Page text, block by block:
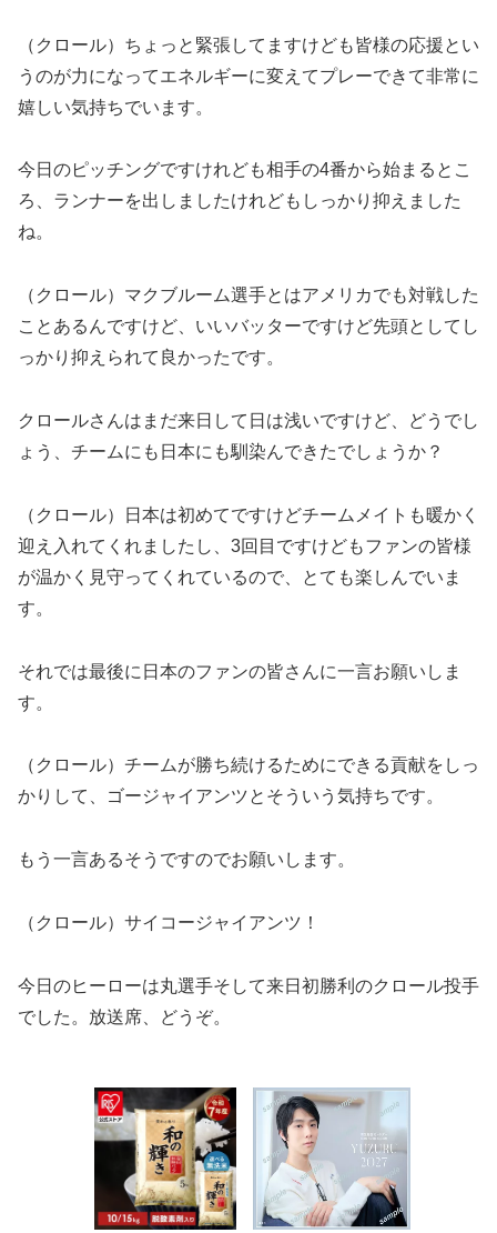
（クロール）ちょっと緊張してますけども皆様の応援とい
うのが力になってエネルギーに変えてプレーできて非常に
嬉しい気持ちでいます。
今日のピッチングですけれども相手の4番から始まるとこ
ろ、ランナーを出しましたけれどもしっかり抑えました
ね。
（クロール）マクブルーム選手とはアメリカでも対戦した
ことあるんですけど、いいバッターですけど先頭としてし
っかり抑えられて良かったです。
クロールさんはまだ来日して日は浅いですけど、どうでし
ょう、チームにも日本にも馴染んできたでしょうか？
（クロール）日本は初めてですけどチームメイトも暖かく
迎え入れてくれましたし、3回目ですけどもファンの皆様
が温かく見守ってくれているので、とても楽しんでいま
す。
それでは最後に日本のファンの皆さんに一言お願いしま
す。
（クロール）チームが勝ち続けるためにできる貢献をしっ
かりして、ゴージャイアンツとそういう気持ちです。
もう一言あるそうですのでお願いします。
（クロール）サイコージャイアンツ！
今日のヒーローは丸選手そして来日初勝利のクロール投手
でした。放送席、どうぞ。